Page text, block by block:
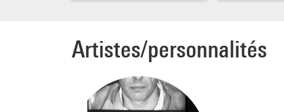
Artistes/personnalités